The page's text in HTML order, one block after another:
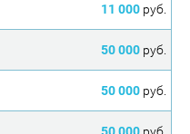
11 000 руб.
50 000 руб.
50 000 руб.